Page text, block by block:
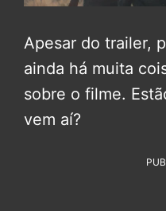
Apesar do trailer,
ainda há muita
sobre o filme.
vem aí?